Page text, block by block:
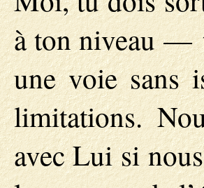
à ton niveau —
une voie sans
limitations.
avec Lui si